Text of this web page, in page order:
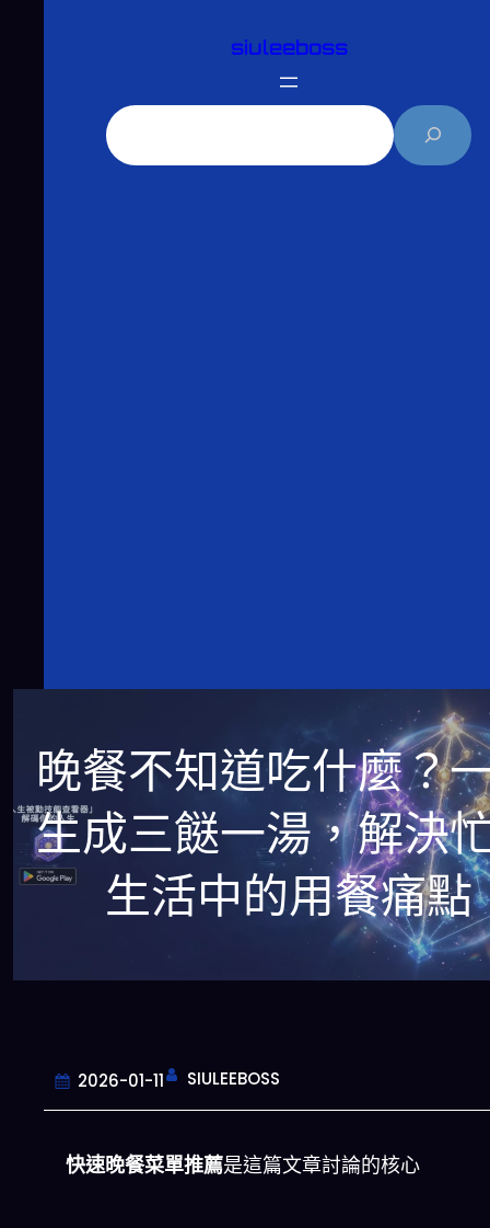
siuleeboss
晚餐不知道吃什麼？
生成三餸一湯，解決
生活中的用餐痛點
2026-01-11 SIULEEBOSS
快速晚餐菜單推薦是這篇文章討論的核心